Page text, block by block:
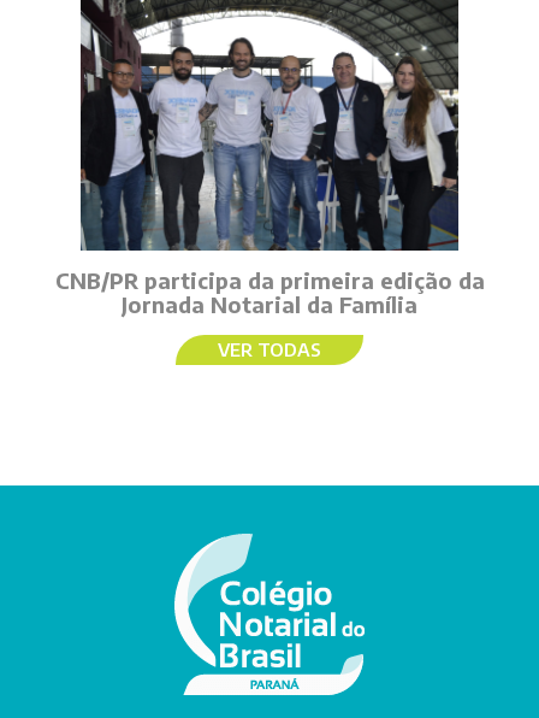
CNB/PR participa da primeira edição da
Jornada Notarial da Família
VER TODAS